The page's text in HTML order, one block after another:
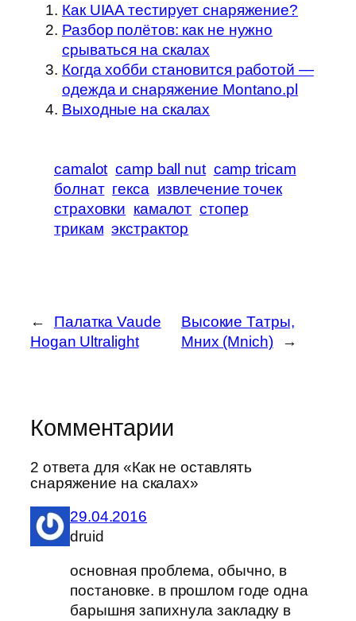
Как UIAA тестирует снаряжение?
Разбор полётов: как не нужно
срываться на скалах
Когда хобби становится работой —
одежда и снаряжение Montano.pl
Выходные на скалах
camalot camp ball nut camp tricam
болнат гекса извлечение точек
страховки камалот стопер
трикам экстрактор
←
Палатка Vaude
Hogan Ultralight
Высокие Татры,
Мних (Mnich)
→
Комментарии
2 ответа для «Как не оставлять
снаряжение на скалах»
29.04.2016
druid
основная проблема, обычно, в
постановке. в прошлом годе одна
барышня запихнула закладку в